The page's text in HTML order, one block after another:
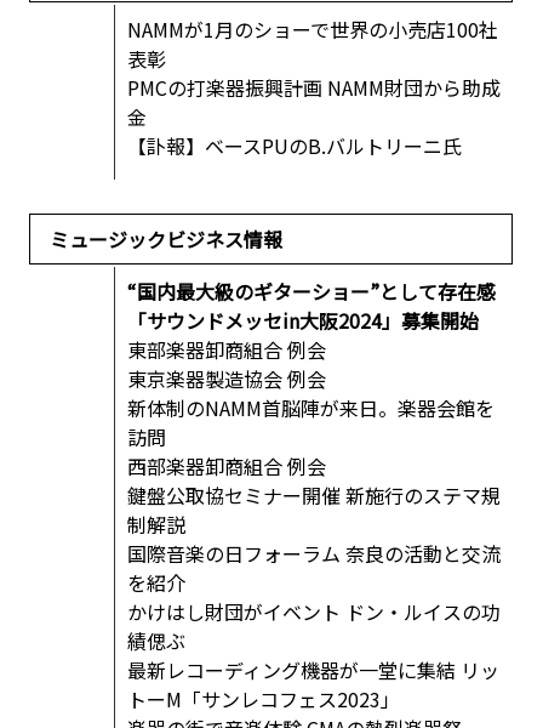
NAMMが1月のショーで世界の小売店100社
表彰
PMCの打楽器振興計画 NAMM財団から助成
金
【訃報】ベースPUのB.バルトリーニ氏
ミュージックビジネス情報
“国内最大級のギターショー”として存在感
「サウンドメッセin大阪2024」募集開始
東部楽器卸商組合 例会
東京楽器製造協会 例会
新体制のNAMM首脳陣が来日。楽器会館を
訪問
西部楽器卸商組合 例会
鍵盤公取協セミナー開催 新施行のステマ規
制解説
国際音楽の日フォーラム 奈良の活動と交流
を紹介
かけはし財団がイベント ドン・ルイスの功
績偲ぶ
最新レコーディング機器が一堂に集結 リッ
トーM「サンレコフェス2023」